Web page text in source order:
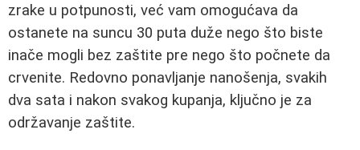
zrake u potpunosti, već vam omogućava da
ostanete na suncu 30 puta duže nego što biste
inače mogli bez zaštite pre nego što počnete da
crvenite. Redovno ponavljanje nanošenja, svakih
dva sata i nakon svakog kupanja, ključno je za
održavanje zaštite.